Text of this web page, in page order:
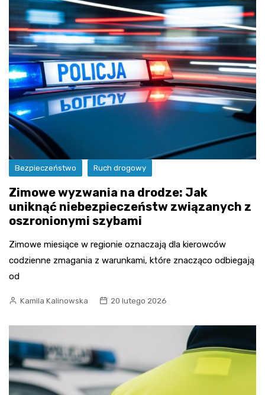
Bezpieczeństwo Ruch drogowy
Zimowe wyzwania na drodze: Jak
uniknąć niebezpieczeństw związanych z
oszronionymi szybami
Zimowe miesiące w regionie oznaczają dla kierowców
codzienne zmagania z warunkami, które znacząco odbiegają
od
Kamila Kalinowska 20 lutego 2026